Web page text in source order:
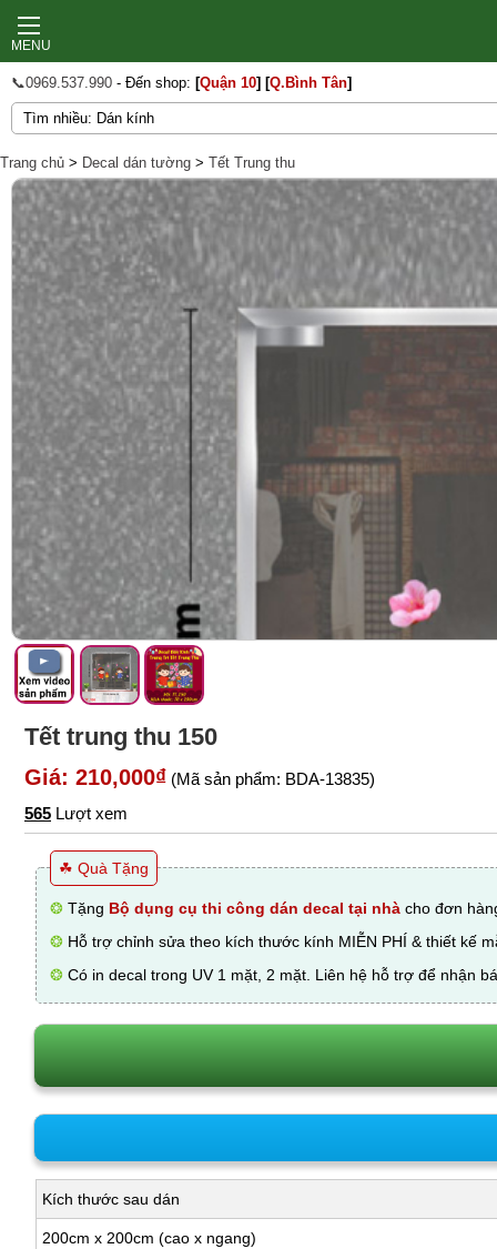
MENU
📞0969.537.990 - Đến shop: [Quận 10] [Q.Bình Tân]
Trang chủ > Decal dán tường > Tết Trung thu
Tết trung thu 150
Giá: 210,000₫ (Mã sản phẩm: BDA-13835)
565 Lượt xem
☘ Quà Tặng
❂ Tặng Bộ dụng cụ thi công dán decal tại nhà cho đơn
❂ Hỗ trợ chỉnh sửa theo kích thước kính MIỄN PHÍ & thiết kế
❂ Có in decal trong UV 1 mặt, 2 mặt. Liên hệ hỗ trợ để nhận
Kích thước sau dán
200cm x 200cm (cao x ngang)